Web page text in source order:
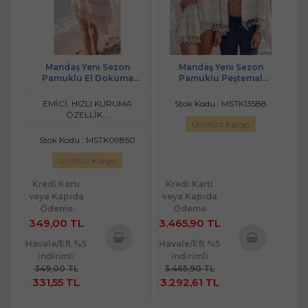
Mandaş Yeni Sezon
Pamuklu El Dokuma
Çizgili
EMİCİ, HIZLI KURUMA
ÖZELLİK...
Stok Kodu : MSTK09850
Ücretsiz Kargo
Kredi Kartı
veya Kapıda
Ödeme
349,00 TL
Havale/Eft %5
indirimli
349,00 TL
331,55 TL
Mandaş Yeni Sezon
Pamuklu Peştemal
20 li pk
Stok Kodu : MSTK13588
Ücretsiz Kargo
Kredi Kartı
veya Kapıda
Ödeme
3.465,90 TL
Havale/Eft %5
indirimli
3.465,90 TL
3.292,61 TL